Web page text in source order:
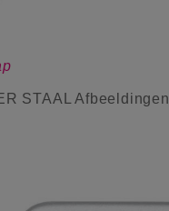
STAAL Afbeeldingen